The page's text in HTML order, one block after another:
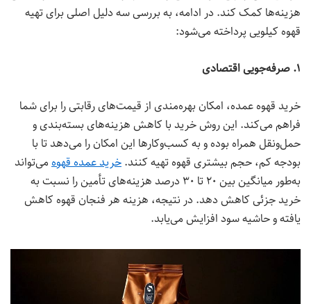
هزینه‌ها کمک کند. در ادامه، به بررسی سه دلیل اصلی برای تهیه
قهوه کیلویی پرداخته می‌شود:
۱. صرفه‌جویی اقتصادی
خرید قهوه عمده، امکان بهره‌مندی از قیمت‌های رقابتی را برای شما
فراهم می‌کند. این روش خرید با کاهش هزینه‌های بسته‌بندی و
حمل‌ونقل همراه بوده و به کسب‌وکارها این امکان را می‌دهد تا با
بودجه کم، حجم بیشتری قهوه تهیه کنند. خرید عمده قهوه می‌تواند
به‌طور میانگین بین ۲۰ تا ۳۰ درصد هزینه‌های تأمین را نسبت به
خرید جزئی کاهش دهد. در نتیجه، هزینه هر فنجان قهوه کاهش
یافته و حاشیه سود افزایش می‌یابد.